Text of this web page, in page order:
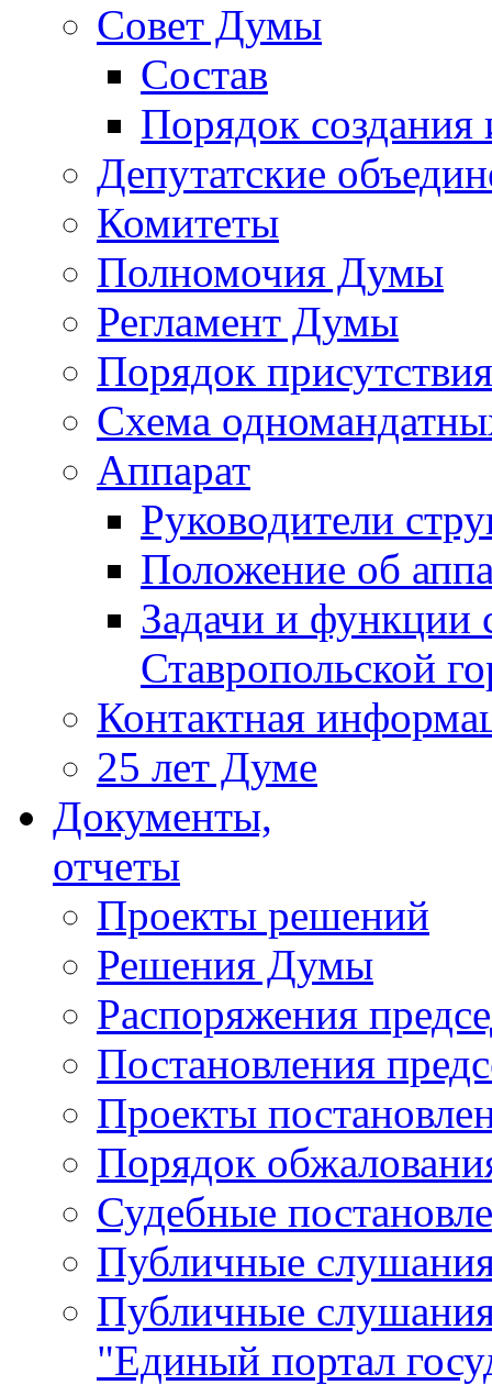
Совет Думы
Состав
Порядок создания
Депутатские
Комитеты
Полномочия Думы
Регламент Думы
Порядок
Схема
Аппарат
Руководители
Положение об
Задачи и функции
Ставропольской
Контактная
25 лет Думе
Документы,
отчеты
Проекты решений
Решения Думы
Распоряжения
Постановления
Проекты
Порядок
Судебные
Публичные
Публичные
"Единый портал